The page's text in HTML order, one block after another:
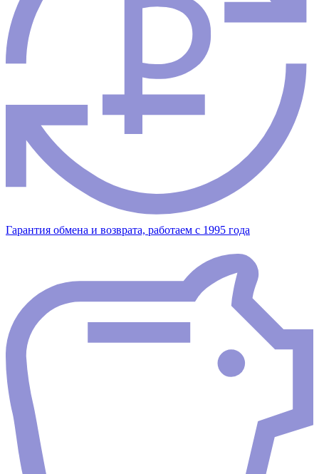
Гарантия обмена и возврата, работаем с 1995 года